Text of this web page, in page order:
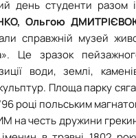
день студенти разом
Ольгою
справжній музей
Це зразок
води, землі,
Площа парку
році польським
на честь дружини